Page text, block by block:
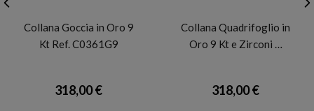
Collana Goccia in Oro 9
Kt Ref. C0361G9
318,00 €
Collana Quadrifoglio in
Oro 9 Kt e Zirconi …
318,00 €